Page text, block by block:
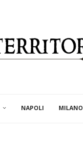
NAPOLI MILANO